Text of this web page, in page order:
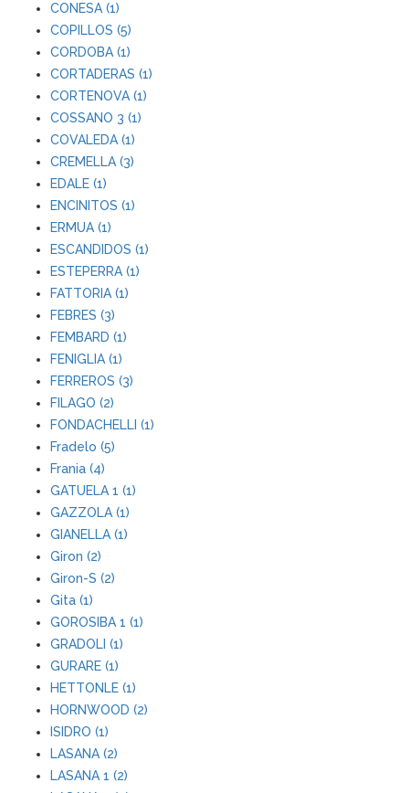
CONESA (1)
COPILLOS (5)
CORDOBA (1)
CORTADERAS (1)
CORTENOVA (1)
COSSANO 3 (1)
COVALEDA (1)
CREMELLA (3)
EDALE (1)
ENCINITOS (1)
ERMUA (1)
ESCANDIDOS (1)
ESTEPERRA (1)
FATTORIA (1)
FEBRES (3)
FEMBARD (1)
FENIGLIA (1)
FERREROS (3)
FILAGO (2)
FONDACHELLI (1)
Fradelo (5)
Frania (4)
GATUELA 1 (1)
GAZZOLA (1)
GIANELLA (1)
Giron (2)
Giron-S (2)
Gita (1)
GOROSIBA 1 (1)
GRADOLI (1)
GURARE (1)
HETTONLE (1)
HORNWOOD (2)
ISIDRO (1)
LASANA (2)
LASANA 1 (2)